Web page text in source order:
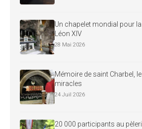
Un chapelet mondial pour
Léon XIV
28 Mai 2026
Mémoire de saint Charbel,
miracles
24 Juil 2026
20 000 participants au